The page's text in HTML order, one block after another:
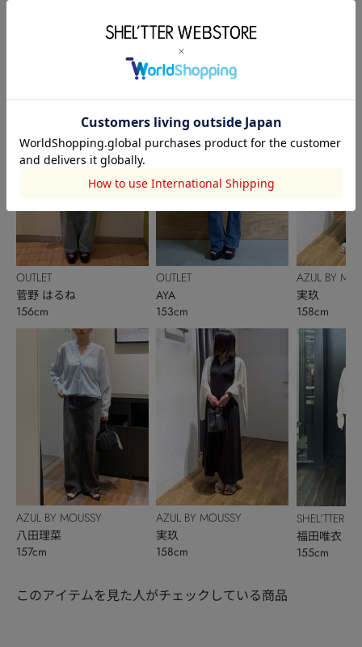
アイテムをお届け...
powered by
このアイテムを使ったスタッフコーディネート
OUTLET
菅野 はるね
156cm
AZUL BY MOUSSY
八田理菜
157cm
OUTLET
AYA
153cm
AZUL BY MOUSSY
実玖
158cm
AZUL BY
実玖
158cm
SHEL’TTER
福田唯衣
155cm
このアイテムを見た人がチェックしている商品